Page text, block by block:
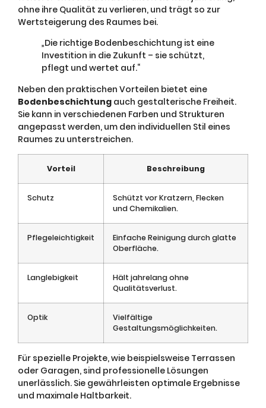
ohne ihre Qualität zu verlieren, und trägt so zur
Wertsteigerung des Raumes bei.
„Die richtige Bodenbeschichtung ist eine
Investition in die Zukunft – sie schützt,
pflegt und wertet auf.“
Neben den praktischen Vorteilen bietet eine
Bodenbeschichtung auch gestalterische Freiheit.
Sie kann in verschiedenen Farben und Strukturen
angepasst werden, um den individuellen Stil eines
Raumes zu unterstreichen.
Vorteil Beschreibung
Schutz
Schützt vor Kratzern, Flecken
und Chemikalien.
Pflegeleichtigkeit
Einfache Reinigung durch glatte
Oberfläche.
Langlebigkeit
Hält jahrelang ohne
Qualitätsverlust.
Optik
Vielfältige
Gestaltungsmöglichkeiten.
Für spezielle Projekte, wie beispielsweise Terrassen
oder Garagen, sind professionelle Lösungen
unerlässlich. Sie gewährleisten optimale Ergebnisse
und maximale Haltbarkeit.